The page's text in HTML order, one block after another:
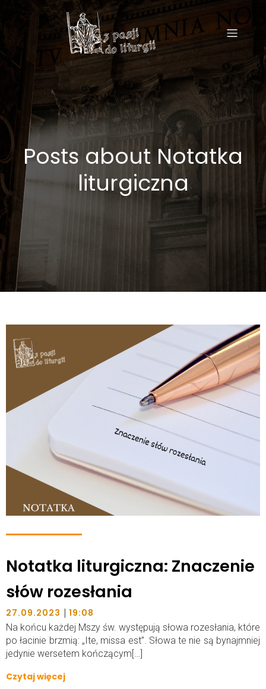
Posts about Notatka
liturgiczna
Notatka liturgiczna: Znaczenie
słów rozesłania
27.09.2023 | 19:08
Na końcu każdej Mszy św. występują słowa rozesłania, które
po łacinie brzmią: „Ite, missa est”. Słowa te nie są bynajmniej
jedynie wersetem kończącym[…]
Czytaj więcej